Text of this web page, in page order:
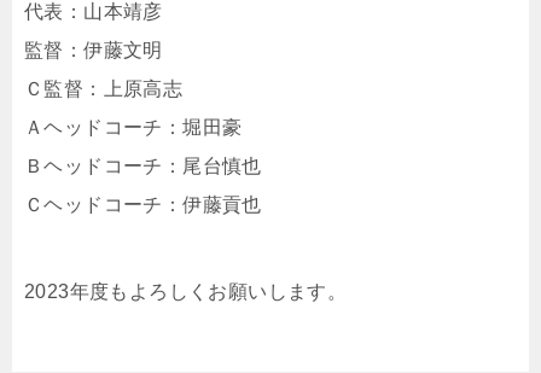
代表：山本靖彦
監督：伊藤文明
Ｃ監督：上原高志
Ａヘッドコーチ：堀田豪
Ｂヘッドコーチ：尾台慎也
Ｃヘッドコーチ：伊藤貢也
2023年度もよろしくお願いします。